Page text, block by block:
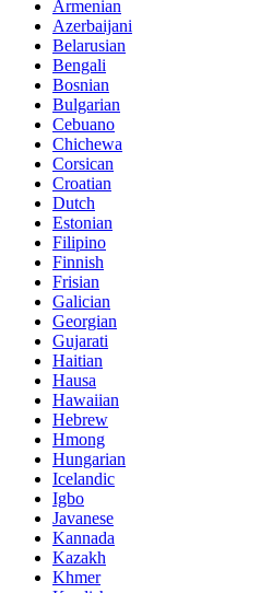
Armenian
Azerbaijani
Belarusian
Bengali
Bosnian
Bulgarian
Cebuano
Chichewa
Corsican
Croatian
Dutch
Estonian
Filipino
Finnish
Frisian
Galician
Georgian
Gujarati
Haitian
Hausa
Hawaiian
Hebrew
Hmong
Hungarian
Icelandic
Igbo
Javanese
Kannada
Kazakh
Khmer